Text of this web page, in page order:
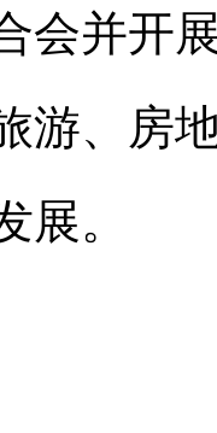
会并开
游、房
展。